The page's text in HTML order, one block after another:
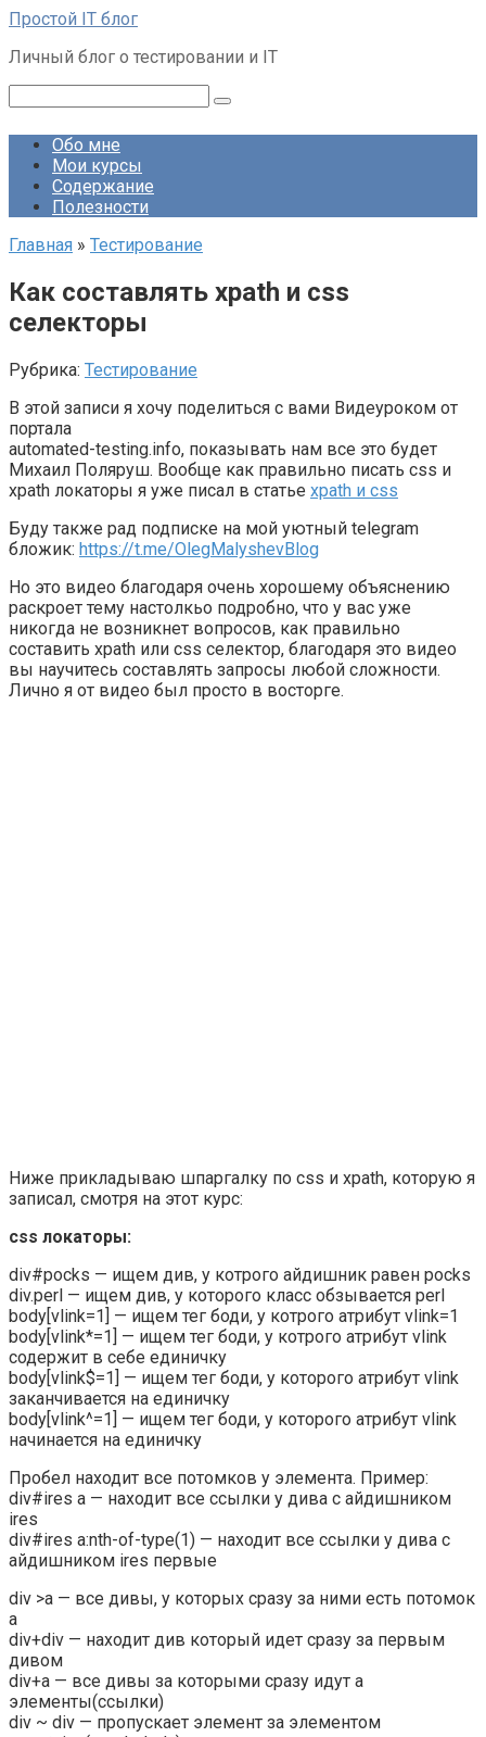
Перейти
контенту
Простой IT блог
Личный блог о тестировании и IT
Обо мне
Мои курсы
Содержание
Полезности
Главная » Тестирование
Как составлять xpath и css
селекторы
Рубрика: Тестирование
В этой записи я хочу поделиться с вами Видеуроком от
портала
automated-testing.info, показывать нам все это будет
Михаил Поляруш. Вообще как правильно писать css и
xpath локаторы я уже писал в статье xpath и css
Буду также рад подписке на мой уютный telegram
бложик: https://t.me/OlegMalyshevBlog
Но это видео благодаря очень хорошему объяснению
раскроет тему настолкьо подробно, что у вас уже
никогда не возникнет вопросов, как правильно
составить xpath или css селектор, благодаря это видео
вы научитесь составлять запросы любой сложности.
Лично я от видео был просто в восторге.
Ниже прикладываю шпаргалку по css и xpath, которую я
записал, смотря на этот курс:
css локаторы:
div#pocks — ищем див, у котрого айдишник равен pocks
div.perl — ищем див, у которого класс обзывается perl
body[vlink=1] — ищем тег боди, у котрого атрибут vlink=1
body[vlink*=1] — ищем тег боди, у котрого атрибут vlink
содержит в себе единичку
body[vlink$=1] — ищем тег боди, у которого атрибут vlink
заканчивается на единичку
body[vlink^=1] — ищем тег боди, у которого атрибут vlink
начинается на единичку
Пробел находит все потомков у элемента. Пример:
div#ires a — находит все ссылки у дива с айдишником
ires
div#ires a:nth-of-type(1) — находит все ссылки у дива с
айдишником ires первые
div >a — все дивы, у которых сразу за ними есть потомок
а
div+div — находит див который идет сразу за первым
дивом
div+a — все дивы за которыми сразу идут a
элементы(ссылки)
div ~ div — пропускает элемент за элементом